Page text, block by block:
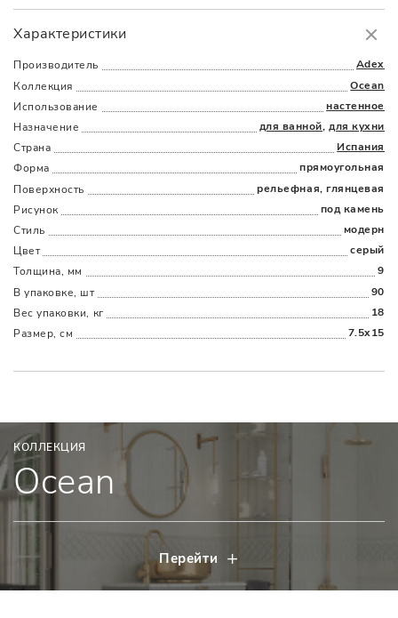
Характеристики
Производитель
Adex
Коллекция
Ocean
Использование
настенное
Назначение
для ванной,для кухни
Страна
Испания
Форма
прямоугольная
Поверхность
рельефная, глянцевая
Рисунок
под камень
Стиль
модерн
Цвет
серый
Толщина, мм
9
В упаковке, шт
90
Вес упаковки, кг
18
Размер, см
7.5x15
Доставка
НаличымиКартойПо счетуДолями
КОЛЛЕКЦИЯ
Ocean
Перейти